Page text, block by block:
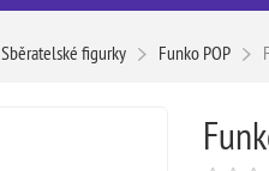
Sběratelské figurky Funko POP